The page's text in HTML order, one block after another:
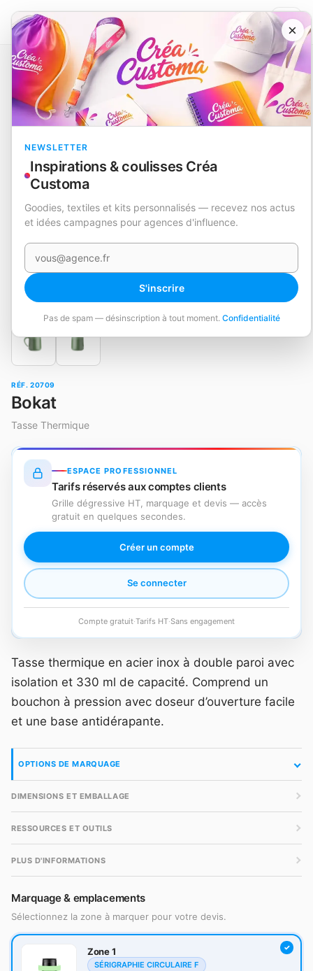
×
NEWSLETTER
Inspirations & coulisses Créa
Customa
Goodies, textiles et kits personnalisés — recevez nos actus
et idées campagnes pour agences d'influence.
Votre e-mail
S'inscrire
Pas de spam — désinscription à tout moment. Confidentialité
Catalogue Mugs, gourdes et thermos Tasse Thermique Bokat
EN STOCK
RÉF. 20709
Bokat
Tasse Thermique
ESPACE PROFESSIONNEL
Tarifs réservés aux comptes clients
Grille dégressive HT, marquage et devis — accès
gratuit en quelques secondes.
Créer un compte
Se connecter
Compte gratuit·Tarifs HT·Sans engagement
Tasse thermique en acier inox à double paroi avec
isolation et 330 ml de capacité. Comprend un
bouchon à pression avec doseur d’ouverture facile
et une base antidérapante.
OPTIONS DE MARQUAGE
DIMENSIONS ET EMBALLAGE
RESSOURCES ET OUTILS
PLUS D'INFORMATIONS
Marquage & emplacements
Sélectionnez la zone à marquer pour votre devis.
Zone 1
SÉRIGRAPHIE CIRCULAIRE F